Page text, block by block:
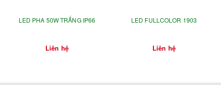
LED PHA 50W TRẮNG IP66
Liên hệ
LED FULLCOLOR 1903
Liên hệ